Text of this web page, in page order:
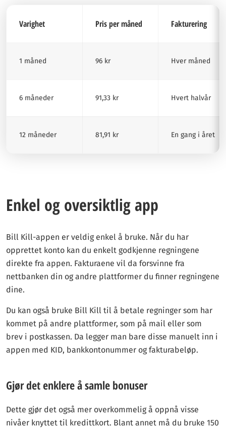
Varighet Pris per måned Fakturering
1 måned 96 kr Hver måned
6 måneder 91,33 kr Hvert halvår
12 måneder 81,91 kr En gang i året
Enkel og oversiktlig app
Bill Kill-appen er veldig enkel å bruke. Når du har
opprettet konto kan du enkelt godkjenne regningene
direkte fra appen. Fakturaene vil da forsvinne fra
nettbanken din og andre plattformer du finner regningene
dine.
Du kan også bruke Bill Kill til å betale regninger som har
kommet på andre plattformer, som på mail eller som
brev i postkassen. Da legger man bare disse manuelt inn i
appen med KID, bankkontonummer og fakturabeløp.
Gjør det enklere å samle bonuser
Dette gjør det også mer overkommelig å oppnå visse
nivåer knyttet til kredittkort. Blant annet må du bruke 150